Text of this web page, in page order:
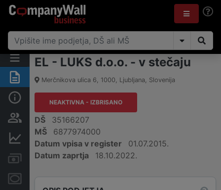
Povzetek
Odgovorne osebe in lastništvo
Računi in blokade
Zastavne pravice
EL - LUKS d.o.o. - v stečaju
Merčnikova ulica 6, 1000, Ljubljana, Slovenija
NEAKTIVNA - IZBRISANO
DŠ
35166207
MŠ
6877974000
Datum vpisa v register
01.07.2015.
Datum zaprtja
18.10.2022.